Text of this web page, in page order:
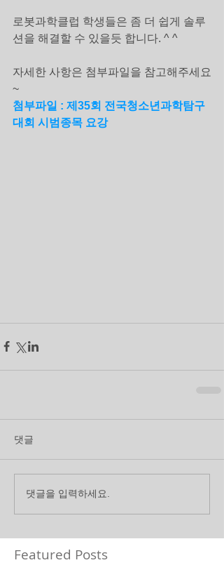
로봇과학클럽 학생들은 좀 더 쉽게 솔루
션을 해결할 수 있을듯 합니다. ^ ^
자세한 사항은 첨부파일을 참고해주세요
~
첨부파일 : 제35회 전국청소년과학탐구
대회 시범종목 요강
댓글
댓글을 입력하세요.
Featured Posts